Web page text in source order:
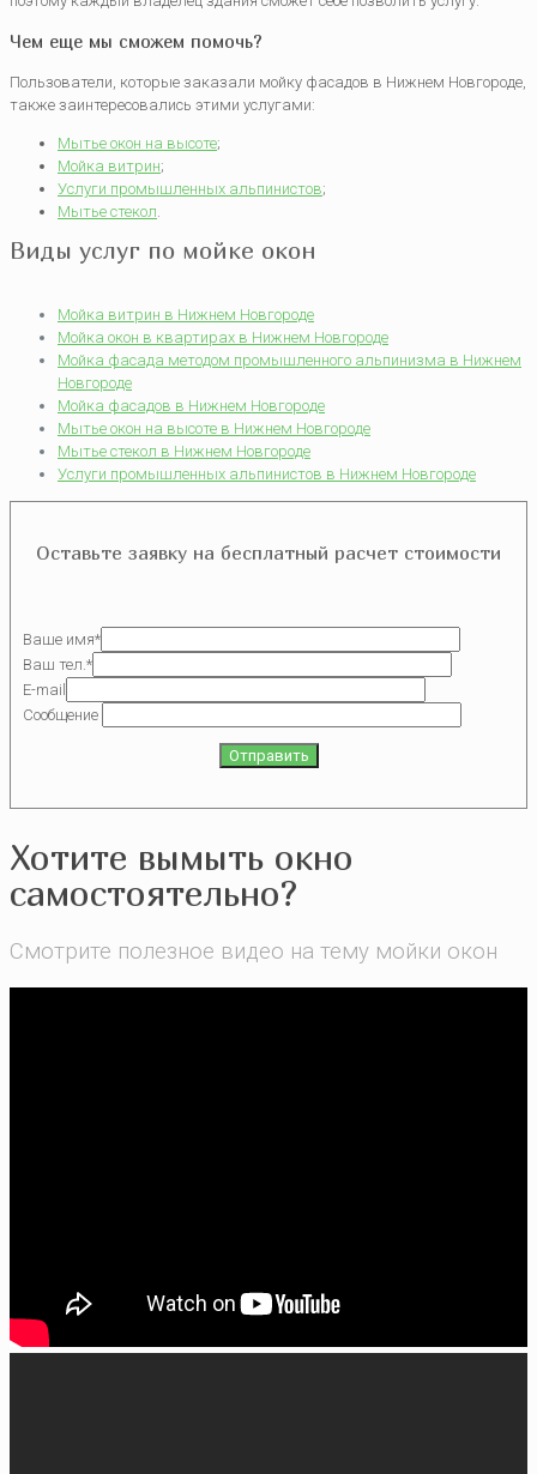
Чем еще мы сможем помочь?
Пользователи, которые заказали мойку фасадов в Нижнем Новгороде,
также заинтересовались этими услугами:
Мытье окон на высоте;
Мойка витрин;
Услуги промышленных альпинистов;
Мытье стекол
Виды услуг по мойке окон
Мойка витрин в Нижнем Новгороде
Мойка окон в квартирах в Нижнем Новгороде
Мойка фасада методом промышленного альпинизма в Нижнем
Новгороде
Мойка фасадов в Нижнем Новгороде
Мытье окон на высоте в Нижнем Новгороде
Мытье стекол в Нижнем Новгороде
Услуги промышленных альпинистов в Нижнем Новгороде
Оставьте заявку на бесплатный расчет стоимости
Ваше имя*
Ваш тел.*
E-mail
Сообщение
Хотите вымыть окно
самостоятельно?
Смотрите полезное видео на тему мойки окон